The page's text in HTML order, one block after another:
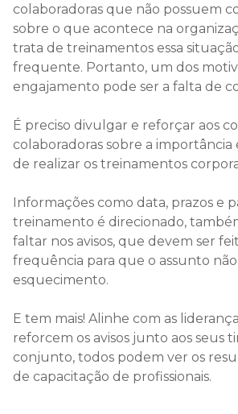
colaboradoras que não possuem
sobre o que acontece na
trata de treinamentos essa
frequente. Portanto, um dos
engajamento pode ser a falta de
É preciso divulgar e reforçar aos
colaboradoras sobre a importância
de realizar os treinamentos
Informações como data, prazos e
treinamento é direcionado,
faltar nos avisos, que devem ser
frequência para que o assunto não
esquecimento.
E tem mais! Alinhe com as
reforcem os avisos junto aos seus
conjunto, todos podem ver os
de capacitação de profissionais.